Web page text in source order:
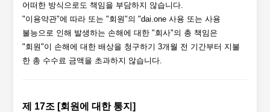
어떠한 방식으로도 책임을 부담하지 않습니다.
"이용약관"에 따라 또는 "회원"의 "dai.one 사용 또는 사용
불능으로 인해 발생하는 손해에 대한 "회사"의 총 책임은
"회원"이 손해에 대한 배상을 청구하기 3개월 전 기간부터 지불
한 총 수수료 금액을 초과하지 않습니다.
제 17조 [회원에 대한 통지]